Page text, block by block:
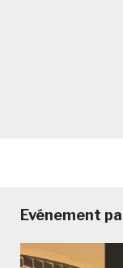
Evénement